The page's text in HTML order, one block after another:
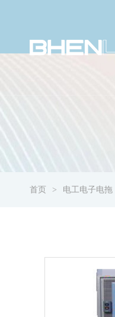
首页 电工电子电拖